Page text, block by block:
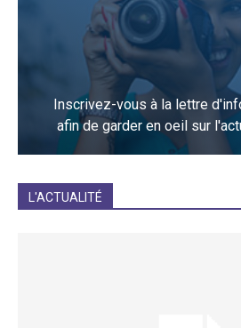
Inscrivez-vous à la lettre
afin de garder en oeil sur
L'ACTUALITÉ